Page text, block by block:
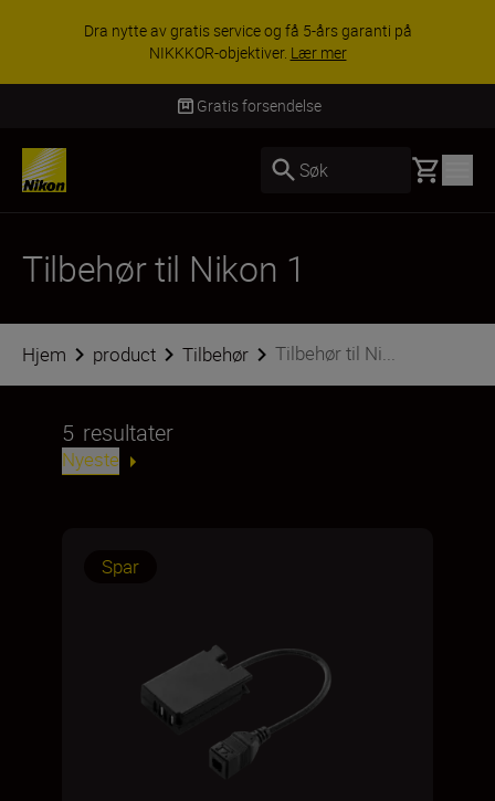
Dra nytte av gratis service og få 5-års garanti på
NIKKKOR-objektiver.Lær mer
Gratis forsendelse
Søk Basket
Tilbehør til Nikon 1
Hjem product Tilbehør Tilbehør til Ni...
5 resultater
Nyeste
Spar